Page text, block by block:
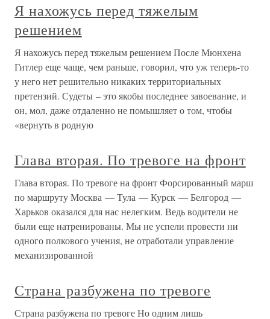
Я нахожусь перед тяжелым
решением
Я нахожусь перед тяжелым решением После Мюнхена
Гитлер еще чаще, чем раньше, говорил, что уж теперь-то
у него нет решительно никаких территориальных
претензий. Судеты – это якобы последнее завоевание, и
он, мол, даже отдаленно не помышляет о том, чтобы
«вернуть в родную
Глава вторая. По тревоге на фронт
Глава вторая. По тревоге на фронт Форсированный марш
по маршруту Москва — Тула — Курск — Белгород —
Харьков оказался для нас нелегким. Ведь водители не
были еще натренированы. Мы не успели провести ни
одного полкового учения, не отработали управление
механизированной
Страна разбужена по тревоге
Страна разбужена по тревоге Но одним лишь